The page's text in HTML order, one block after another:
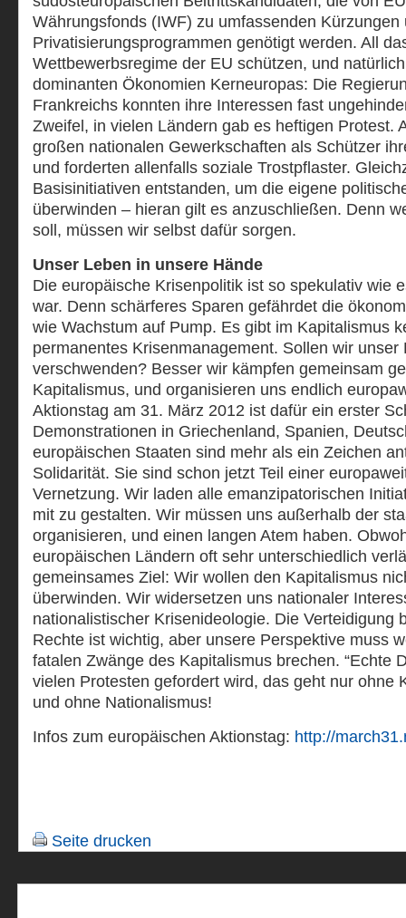
Währungsfonds (IWF) zu umfassenden Kürzungen
Privatisierungsprogrammen genötigt werden. All
Wettbewerbsregime der EU schützen, und
dominanten Ökonomien Kerneuropas: Die
Frankreichs konnten ihre Interessen fast
Zweifel, in vielen Ländern gab es heftigen Protest.
großen nationalen Gewerkschaften als Schützer
und forderten allenfalls soziale Trostpflaster.
Basisinitiativen entstanden, um die eigene
überwinden – hieran gilt es anzuschließen. Denn
soll, müssen wir selbst dafür sorgen.
Unser Leben in unsere Hände
Die europäische Krisenpolitik ist so spekulativ wie
war. Denn schärferes Sparen gefährdet die
wie Wachstum auf Pump. Es gibt im Kapitalismus
permanentes Krisenmanagement. Sollen wir unser
verschwenden? Besser wir kämpfen gemeinsam
Kapitalismus, und organisieren uns endlich
Aktionstag am 31. März 2012 ist dafür ein erster
Demonstrationen in Griechenland, Spanien,
europäischen Staaten sind mehr als ein Zeichen
Solidarität. Sie sind schon jetzt Teil einer
Vernetzung. Wir laden alle emanzipatorischen
mit zu gestalten. Wir müssen uns außerhalb der
organisieren, und einen langen Atem haben.
europäischen Ländern oft sehr unterschiedlich
gemeinsames Ziel: Wir wollen den Kapitalismus
überwinden. Wir widersetzen uns nationaler
nationalistischer Krisenideologie. Die Verteidigung
Rechte ist wichtig, aber unsere Perspektive muss
fatalen Zwänge des Kapitalismus brechen. “Echte
vielen Protesten gefordert wird, das geht nur ohne
und ohne Nationalismus!
Infos zum europäischen Aktionstag: http://
Seite drucken